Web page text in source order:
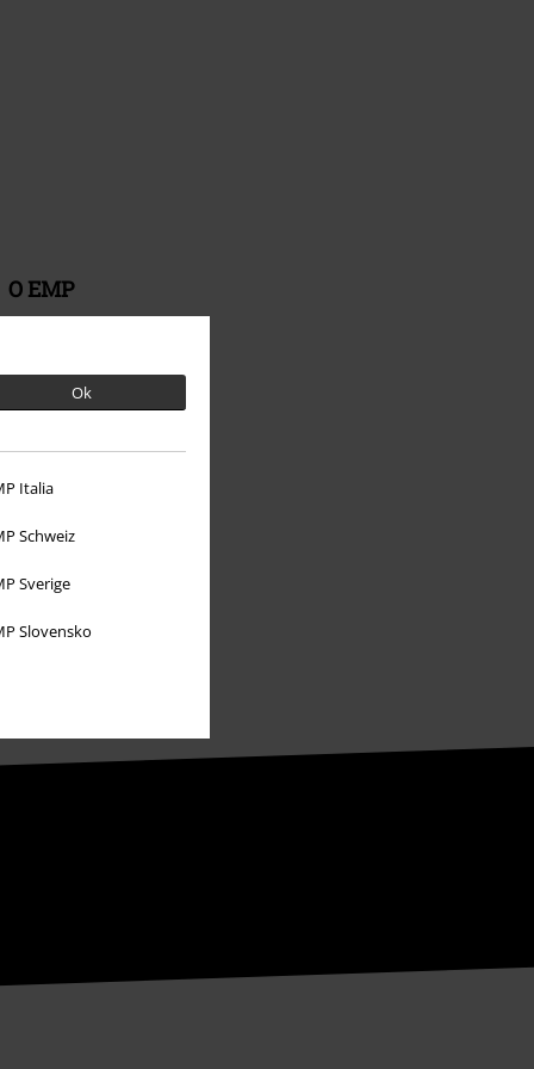
Ok
Italia
Schweiz
Sverige
Slovensko
O EMP